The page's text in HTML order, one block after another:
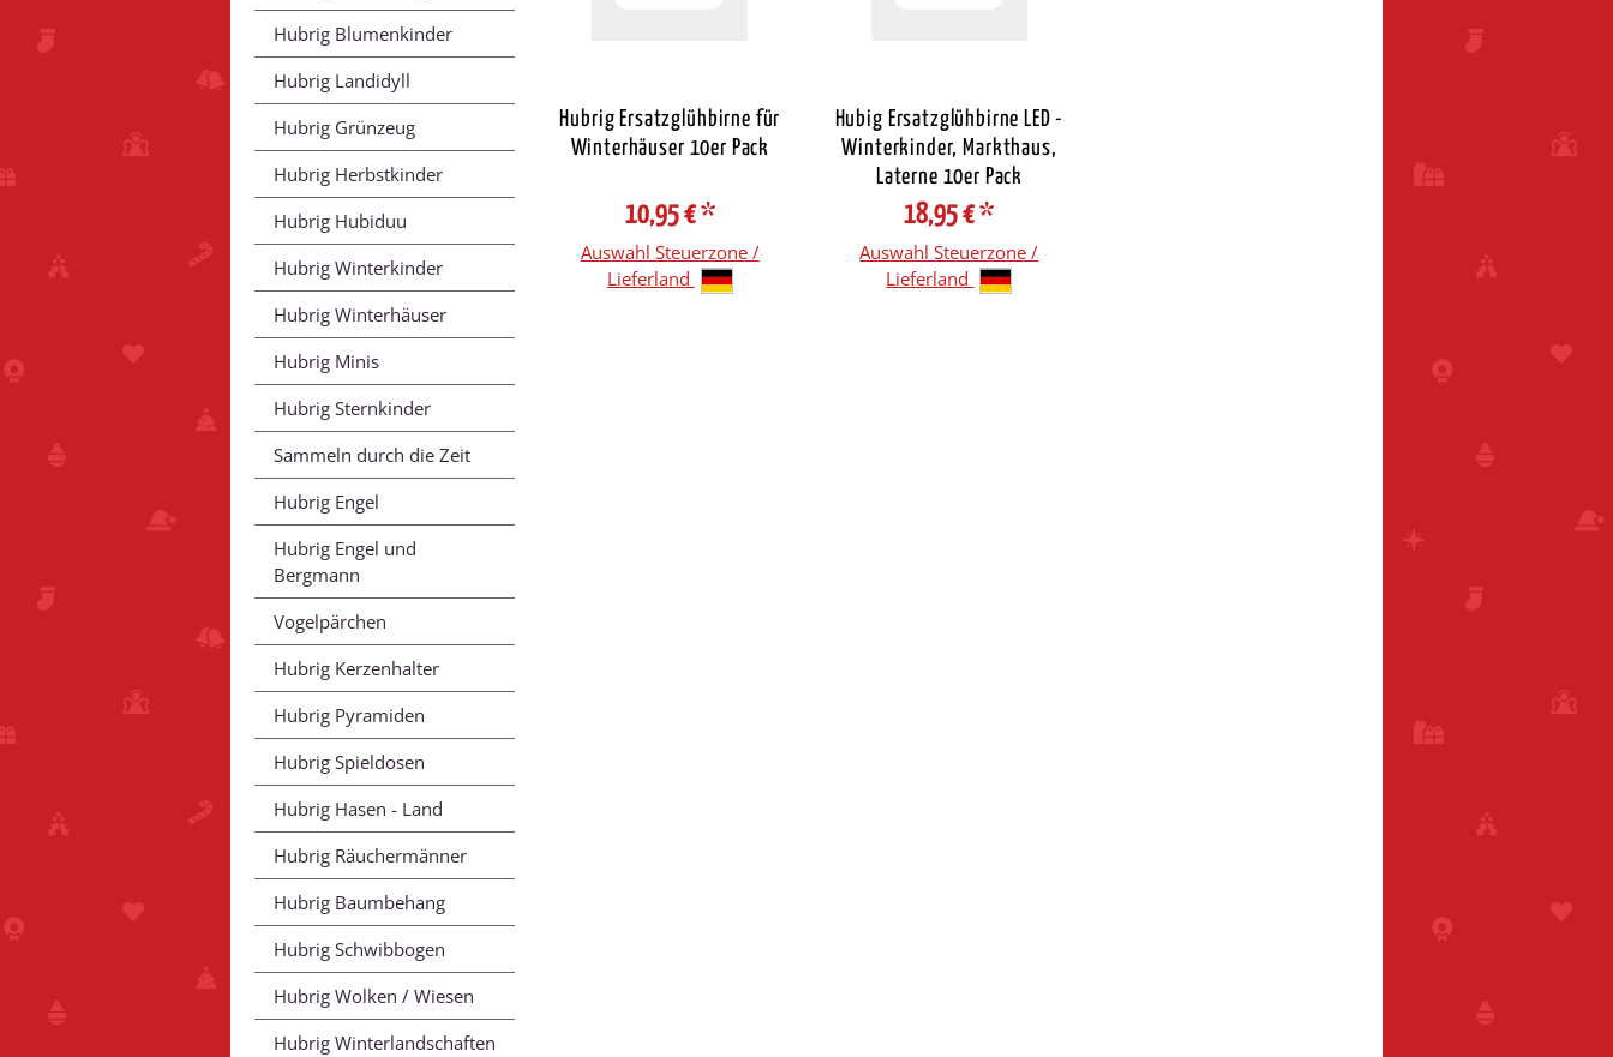
Hubrig Ersatzglühbirne für
Winterhäuser 10er Pack
10,95 €*
Auswahl Steuerzone /
Lieferland
Hubig Ersatzglühbirne LED -
Winterkinder, Markthaus,
Laterne 10er Pack
18,95 €*
Auswahl Steuerzone /
Lieferland
Hubrig Blumenkinder
Hubrig Landidyll
Hubrig Grünzeug
Hubrig Herbstkinder
Hubrig Hubiduu
Hubrig Winterkinder
Hubrig Winterhäuser
Hubrig Minis
Hubrig Sternkinder
Sammeln durch die Zeit
Hubrig Engel
Hubrig Engel und
Bergmann
Vogelpärchen
Hubrig Kerzenhalter
Hubrig Pyramiden
Hubrig Spieldosen
Hubrig Hasen - Land
Hubrig Räuchermänner
Hubrig Baumbehang
Hubrig Schwibbogen
Hubrig Wolken / Wiesen
Hubrig Winterlandschaften